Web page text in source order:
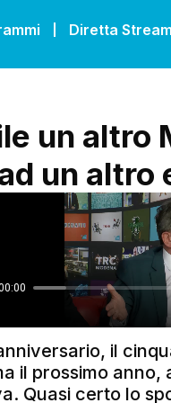
Diretta
un altro
un altro
il
il prossimo anno,
Quasi certo lo